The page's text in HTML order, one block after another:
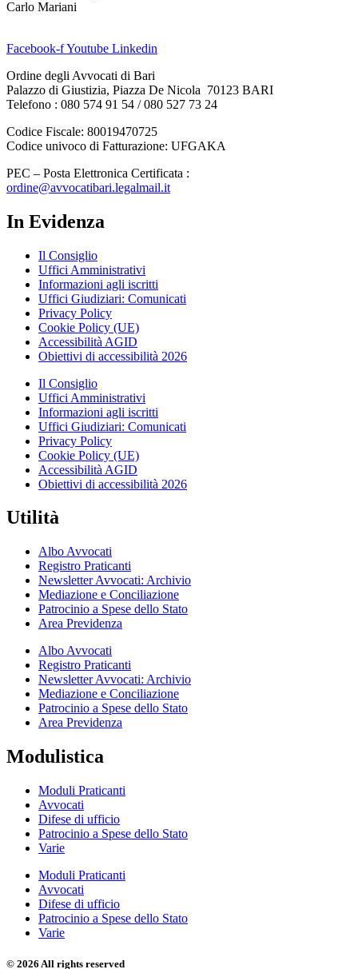
Carlo Mariani
Facebook-fYoutube Linkedin
Ordine degli Avvocati di Bari
Palazzo di Giustizia, Piazza De Nicola 70123 BARI
Telefono : 080 574 91 54 / 080 527 73 24
Codice Fiscale: 80019470725
Codice univoco di Fatturazione: UFGAKA
PEC – Posta Elettronica Certificata :
ordine@avvocatibari.legalmail.it
In Evidenza
Il Consiglio
Uffici Amministrativi
Informazioni agli iscritti
Uffici Giudiziari: Comunicati
Privacy Policy
Cookie Policy (UE)
Accessibilità AGID
Obiettivi di accessibilità 2026
Il Consiglio
Uffici Amministrativi
Informazioni agli iscritti
Uffici Giudiziari: Comunicati
Privacy Policy
Cookie Policy (UE)
Accessibilità AGID
Obiettivi di accessibilità 2026
Utilità
Albo Avvocati
Registro Praticanti
Newsletter Avvocati: Archivio
Mediazione e Conciliazione
Patrocinio a Spese dello Stato
Area Previdenza
Albo Avvocati
Registro Praticanti
Newsletter Avvocati: Archivio
Mediazione e Conciliazione
Patrocinio a Spese dello Stato
Area Previdenza
Modulistica
Moduli Praticanti
Avvocati
Difese di ufficio
Patrocinio a Spese dello Stato
Varie
Moduli Praticanti
Avvocati
Difese di ufficio
Patrocinio a Spese dello Stato
Varie
© 2026 All rights reserved